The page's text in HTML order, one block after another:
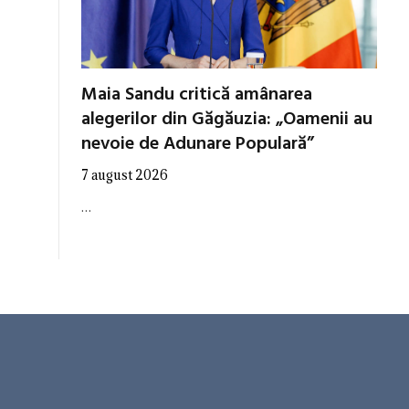
Maia Sandu critică amânarea
alegerilor din Găgăuzia: „Oamenii au
nevoie de Adunare Populară”
7 august 2026
…